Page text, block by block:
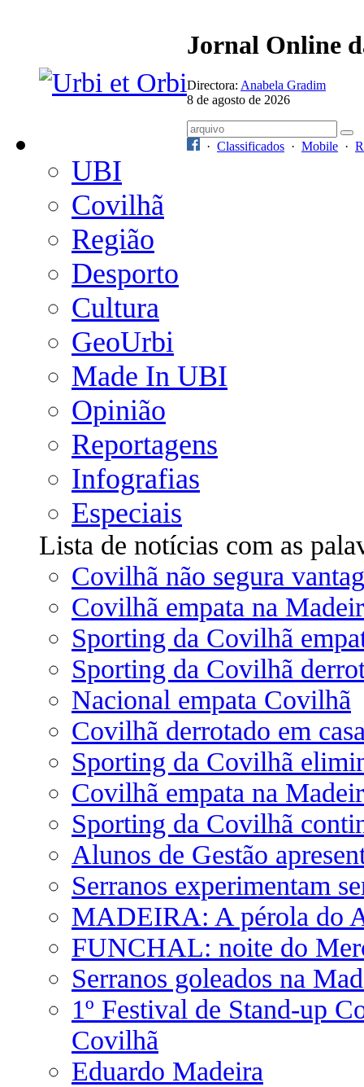
Jornal Online
Directora: Anabela Gradim
8 de agosto de 2026
· Classificados · Mobile ·
UBI
Covilhã
Região
Desporto
Cultura
GeoUrbi
Made In UBI
Opinião
Reportagens
Infografias
Especiais
Lista de notícias com as
Covilhã não segura
Covilhã empata na
Sporting da Covilhã
Sporting da Covilhã
Nacional empata Covilhã
Covilhã derrotado em
Sporting da Covilhã
Covilhã empata na
Sporting da Covilhã
Alunos de Gestão
Serranos experimentam
MADEIRA: A pérola do
FUNCHAL: noite do
Serranos goleados na
1º Festival de Stand-up
Covilhã
Eduardo Madeira